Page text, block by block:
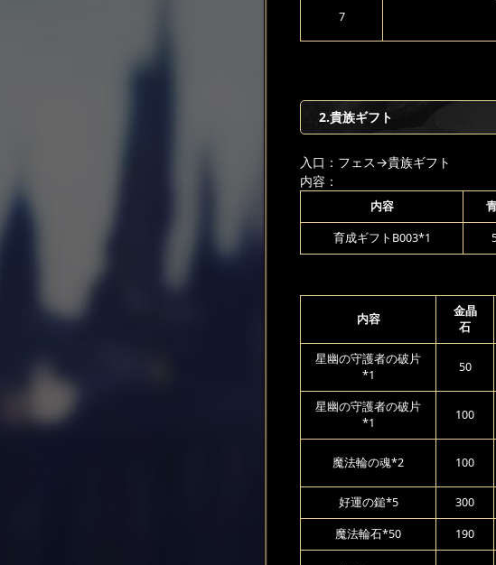
7
2.貴族ギフト
入口：フェス→貴族ギフト
内容：
内容
育成ギフトB003*1
内容
金晶
石
星幽の守護者の破片
*1
50
星幽の守護者の破片
*1
100
魔法輪の魂*2 100
好運の鎚*5 300
魔法輪石*50 190